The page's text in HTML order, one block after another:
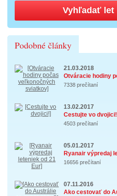
to
for
changing
question
mark
the
keyboard
for
changing
dates.
Vyhľadať let
Podobné články
21.03.2018
7338 prečítaní
13.02.2017
Cestujte vo dvojici!
4503 prečítaní
05.01.2017
16656 prečítaní
07.11.2016